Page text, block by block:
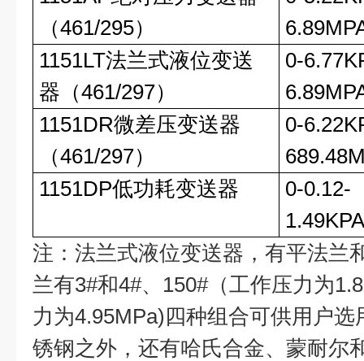
（461/295）
1151LT法兰式液位变送
器（461/297）
0-
1151DR微差压变送器
（461/297）
0-
1151DP低功耗变送器
0-0.12-
注：法兰式液位变送器，有平法兰
兰有3#和4#、150#（工作压力为
力为4.95MPa)四种组合可供用户
锈钢之外，还有哈氏合金、蒙耐尔